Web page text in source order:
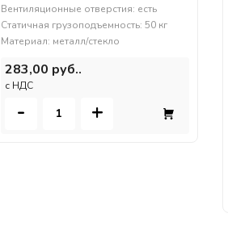
Вентиляционные отверстия: есть
Статичная грузоподъемность: 50 кг
Материал: металл/стекло
283,00 руб..
c НДС
- +